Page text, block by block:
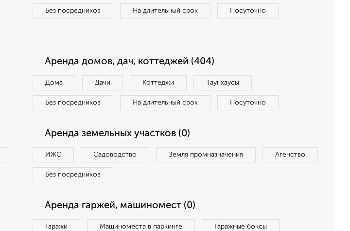
Без посредников На длительный срок Посуточно
Аренда домов, дач, коттеджей (404)
Дома Дачи Коттеджи Таунхаусы
Без посредников На длительный срок Посуточно
Аренда земельных участков (0)
ИЖС Садоводство Земля промназначения Агенство
Без посредников
Аренда гаржей, машиномест (0)
Гаражи Машиноместа в паркинге Гаражные боксы